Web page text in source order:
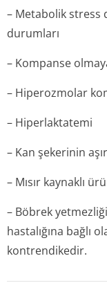
– Metabolik stress
durumları
– Kompanse
– Hiperozmolar
– Hiperlaktatemi
– Kan şekerinin
– Mısır kaynaklı
– Böbrek
hastalığına bağlı
kontrendikedir.